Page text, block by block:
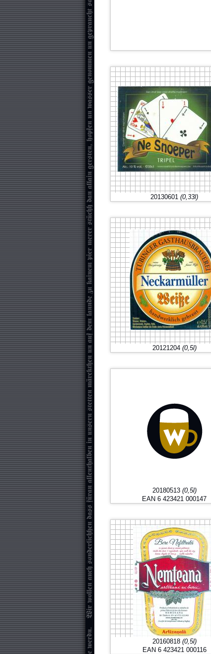
20130601 (0,33l)
20121204 (0,5l)
20180513 (0,5l)
EAN 6 423421 000147
20160818 (0,5l)
EAN 6 423421 000116